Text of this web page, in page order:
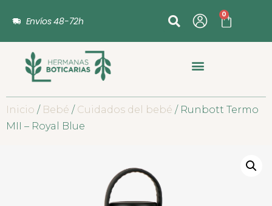
Envíos 48-72h
0
Inicio / Bebé / Cuidados del bebé / Runbott Termo
MII – Royal Blue